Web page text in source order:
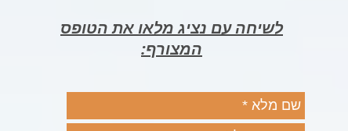
לשיחה עם נציג מלאו את הטופס
המצורף: